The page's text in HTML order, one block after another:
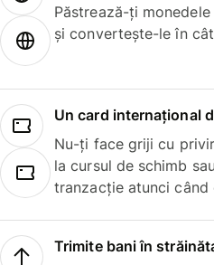
Păstrează-ți
și convertește-le în
Un card internațional
Nu-ți face griji cu
la cursul de schimb
tranzacție atunci
Trimite bani în